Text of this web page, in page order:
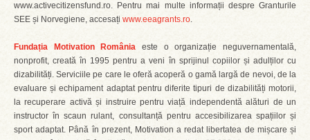
www.activecitizensfund.ro. Pentru mai multe informații despre Granturile
SEE și Norvegiene, accesați www.eeagrants.ro.
Fundația Motivation România este o organizație neguvernamentală,
nonprofit, creată în 1995 pentru a veni în sprijinul copiilor și adulților cu
dizabilități. Serviciile pe care le oferă acoperă o gamă largă de nevoi, de la
evaluare și echipament adaptat pentru diferite tipuri de dizabilități motorii,
la recuperare activă și instruire pentru viață independentă alături de un
instructor în scaun rulant, consultanță pentru accesibilizarea spațiilor și
sport adaptat. Până în prezent, Motivation a redat libertatea de mișcare și